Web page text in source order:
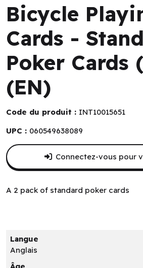
Bicycle
Cards -
Poker Cards
(EN)
Code du produit : INT10015651
UPC : 060549638089
A 2 pack of standard poker cards
Connectez-vous pour
Langue
Anglais